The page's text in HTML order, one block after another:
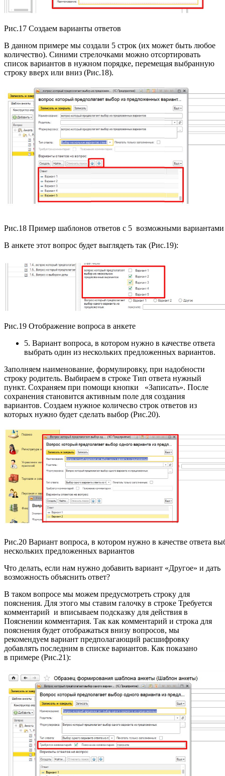
Рис.17 Создаем варианты ответов
В данном примере мы создали 5 строк (их может быть любое
количество). Синими стрелочками можно отсортировать
список вариантов в нужном порядке, перемещая выбранную
строку вверх или вниз (Рис.18).
Рис.18 Пример шаблонов ответов с 5 возможными вариантами
В анкете этот вопрос будет выглядеть так (Рис.19):
Рис.19 Отображение вопроса в анкете
5. Вариант вопроса, в котором нужно в качестве ответа
выбрать один из нескольких предложенных вариантов.
Заполняем наименование, формулировку, при надобности
строку родитель. Выбираем в строке Тип ответа нужный
пункт. Сохраняем при помощи кнопки «Записать». После
сохранения становится активным поле для создания
вариантов. Создаем нужное количесво строк ответов из
которых нужно будет сделать выбор (Рис.20).
Рис.20 Вариант вопроса, в котором нужно в качестве ответа
нескольких предложенных вариантов
Что делать, если нам нужно добавить вариант «Другое» и дать
возможность объяснить ответ?
В таком вопросе мы можем предусмотреть строку для
пояснения. Для этого мы ставим галочку в строке Требуется
комментарий и вписываем подсказку для действия в
Пояснении комментария. Так как комментарий и строка для
пояснения будет отображаться внизу вопросов, мы
рекомендуем вариант предполагающий расшифровку
добавлять последним в списке вариантов. Как показано
в примере (Рис.21):